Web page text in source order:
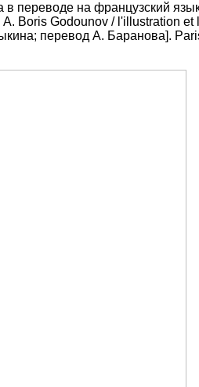
переводе на французский
Boris Godounov / l'illustration
перевод А. Баранова].